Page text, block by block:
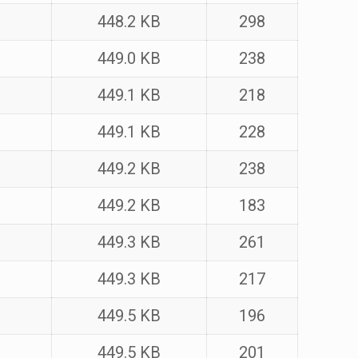
448.2 KB
298
449.0 KB
238
449.1 KB
218
449.1 KB
228
449.2 KB
238
449.2 KB
183
449.3 KB
261
449.3 KB
217
449.5 KB
196
449.5 KB
201